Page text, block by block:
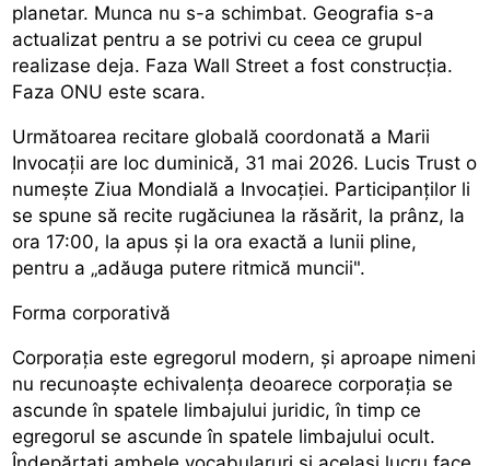
planetar. Munca nu s-a schimbat. Geografia s-a
actualizat pentru a se potrivi cu ceea ce grupul
realizase deja. Faza Wall Street a fost construcția.
Faza ONU este scara.
Următoarea recitare globală coordonată a Marii
Invocații are loc duminică, 31 mai 2026. Lucis Trust o
numește Ziua Mondială a Invocației. Participanților li
se spune să recite rugăciunea la răsărit, la prânz, la
ora 17:00, la apus și la ora exactă a lunii pline,
pentru a „adăuga putere ritmică muncii".
Forma corporativă
Corporația este egregorul modern, și aproape nimeni
nu recunoaște echivalența deoarece corporația se
ascunde în spatele limbajului juridic, în timp ce
egregorul se ascunde în spatele limbajului ocult.